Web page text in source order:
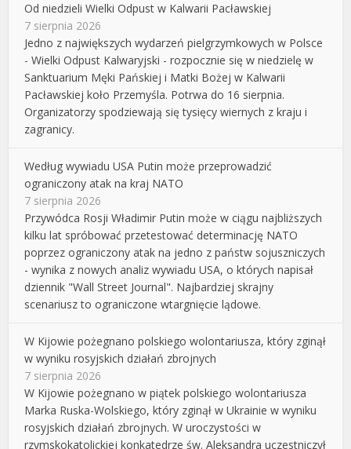
Od niedzieli Wielki Odpust w Kalwarii Pacławskiej
7 sierpnia 2026
Jedno z największych wydarzeń pielgrzymkowych w Polsce
- Wielki Odpust Kalwaryjski - rozpocznie się w niedzielę w
Sanktuarium Męki Pańskiej i Matki Bożej w Kalwarii
Pacławskiej koło Przemyśla. Potrwa do 16 sierpnia.
Organizatorzy spodziewają się tysięcy wiernych z kraju i
zagranicy.
Według wywiadu USA Putin może przeprowadzić
ograniczony atak na kraj NATO
7 sierpnia 2026
Przywódca Rosji Władimir Putin może w ciągu najbliższych
kilku lat spróbować przetestować determinację NATO
poprzez ograniczony atak na jedno z państw sojuszniczych
- wynika z nowych analiz wywiadu USA, o których napisał
dziennik "Wall Street Journal". Najbardziej skrajny
scenariusz to ograniczone wtargnięcie lądowe.
W Kijowie pożegnano polskiego wolontariusza, który zginął
w wyniku rosyjskich działań zbrojnych
7 sierpnia 2026
W Kijowie pożegnano w piątek polskiego wolontariusza
Marka Ruska-Wolskiego, który zginął w Ukrainie w wyniku
rosyjskich działań zbrojnych. W uroczystości w
rzymskokatolickiej konkatedrze św. Aleksandra uczestniczył